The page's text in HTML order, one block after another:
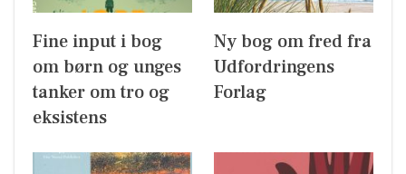
Fine input i bog
om børn og unges
tanker om tro og
eksistens
Ny bog om fred fra
Udfordringens
Forlag